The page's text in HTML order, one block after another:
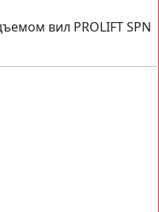
вил PROLIFT SPN